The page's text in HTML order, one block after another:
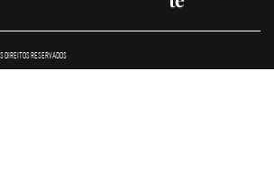
DIREITOS RESERVADOS